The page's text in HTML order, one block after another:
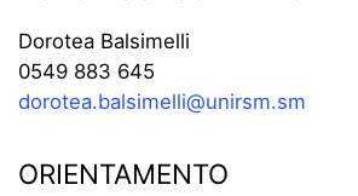
Dorotea Balsimelli
0549 883 645
dorotea.balsimelli@unirsm.sm
ORIENTAMENTO